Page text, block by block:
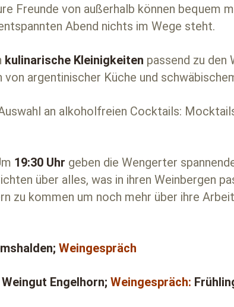
Freunde von außerhalb können bequem
Abend nichts im Wege steht.
kulinarische Kleinigkeiten passend zu den
argentinischer Küche und
an alkoholfreien Cocktails:
19:30 Uhr geben die Wengerter
über alles, was in ihren Weinbergen
zu kommen um noch mehr über ihre
Weingespräch
Engelhorn; Weingespräch: